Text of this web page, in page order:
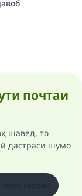
почтаи
шавед, то
дастраси шумо